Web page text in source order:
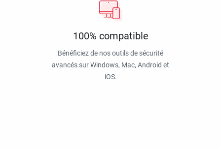
100% compatible
Bénéficiez de nos outils de sécurité
avancés sur Windows, Mac, Android et
iOS.